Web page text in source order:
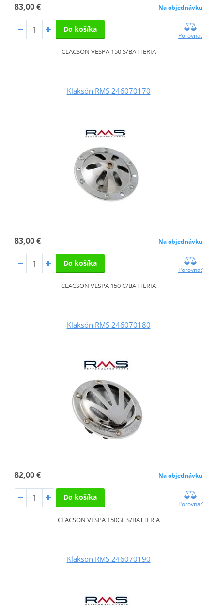
83,00 € Na objednávku
Do košíka
Porovnať
CLACSON VESPA 150 S/BATTERIA
Klaksón RMS 246070170
83,00 € Na objednávku
Do košíka
Porovnať
CLACSON VESPA 150 C/BATTERIA
Klaksón RMS 246070180
82,00 € Na objednávku
Do košíka
Porovnať
CLACSON VESPA 150GL S/BATTERIA
Klaksón RMS 246070190